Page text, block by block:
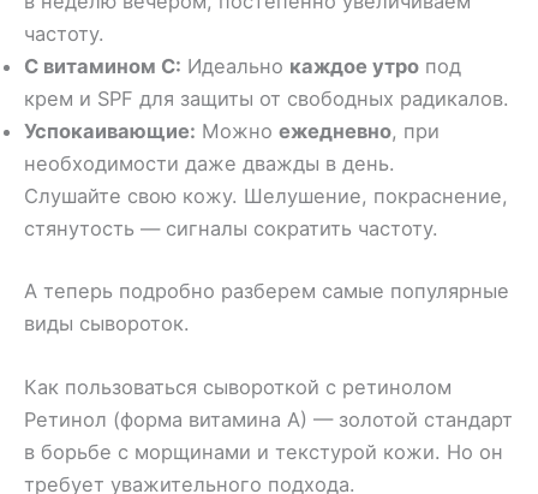
частоту.
С витамином С: Идеально каждое утро под
крем и SPF для защиты от свободных радикалов.
Успокаивающие: Можно ежедневно, при
необходимости даже дважды в день.
Слушайте свою кожу. Шелушение, покраснение,
стянутость — сигналы сократить частоту.
А теперь подробно разберем самые популярные
виды сывороток.
Как пользоваться сывороткой с ретинолом
Ретинол (форма витамина А) — золотой стандарт
в борьбе с морщинами и текстурой кожи. Но он
требует уважительного подхода.